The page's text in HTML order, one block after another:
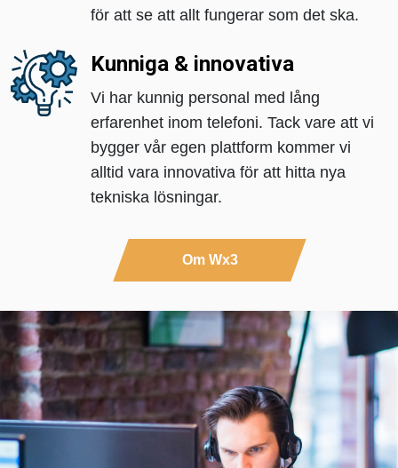
för att se att allt fungerar som det ska.
Kunniga & innovativa
Vi har kunnig personal med lång
erfarenhet inom telefoni. Tack vare att vi
bygger vår egen plattform kommer vi
alltid vara innovativa för att hitta nya
tekniska lösningar.
Om Wx3